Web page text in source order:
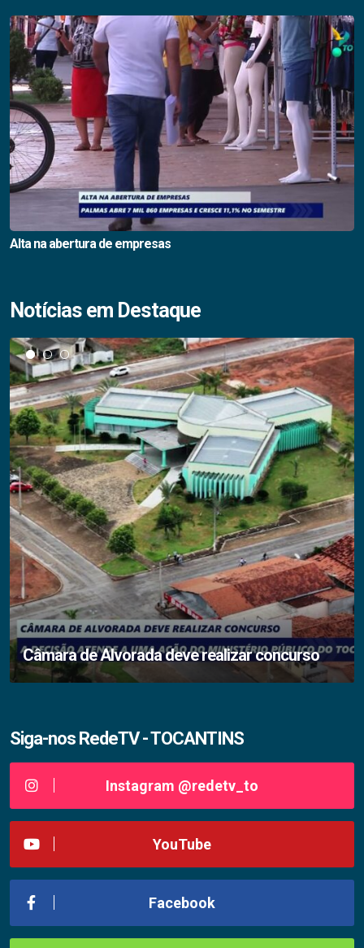
Alta na abertura de empresas
Notícias em Destaque
Câmara de Alvorada deve realizar concurso
Siga-nos RedeTV - TOCANTINS
Instagram @redetv_to
YouTube
Facebook